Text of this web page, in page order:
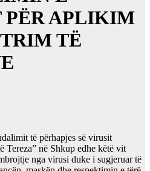
PËR APLIKIM
TË
të përhapjes së virusit
në Shkup edhe këtë vit
nga virusi duke i sugjeruar të